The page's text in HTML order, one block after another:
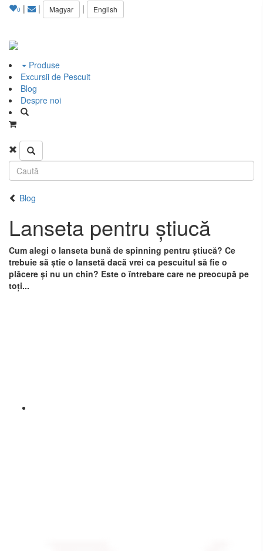
0 | | Magyar | English
Produse
Excursii de Pescuit
Blog
Despre noi
Blog
Lanseta pentru știucă
Cum alegi o lanseta bună de spinning pentru știucă? Ce
trebuie să știe o lansetă dacă vrei ca pescuitul să fie o
plăcere și nu un chin? Este o întrebare care ne preocupă pe
toți...